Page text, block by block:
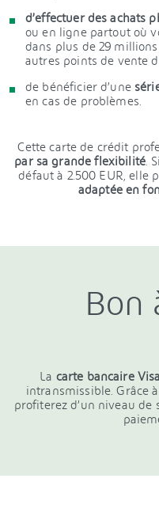
d’effectuer des achats
ou en ligne partout où
dans plus de 29
autres points de vente
de bénéficier d’une
en cas de problèmes.
Cette carte de crédit
par sa grande flexibilité.
défaut à 2.500 EUR, elle
adaptée en
Bon
La carte bancaire
intransmissible. Grâce
profiterez d’un niveau